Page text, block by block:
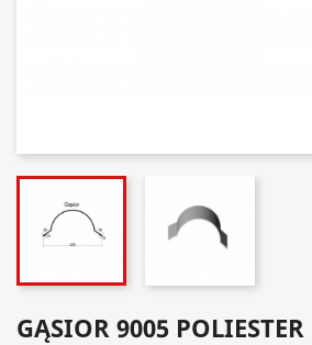
GĄSIOR 9005